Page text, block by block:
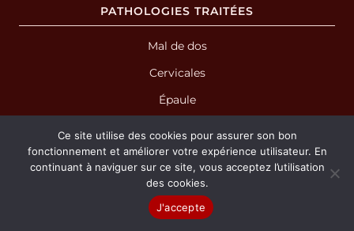
PATHOLOGIES TRAITÉES
Mal de dos
Cervicales
Épaule
Cheville & pied
Kiné du sport
Arthrose
Ce site utilise des cookies pour assurer son bon
fonctionnement et améliorer votre expérience utilisateur. En
continuant à naviguer sur ce site, vous acceptez l’utilisation
des cookies.
J'accepte